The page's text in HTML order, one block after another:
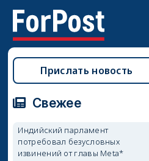
Прислать новость
Свежее
Индийский парламент
потребовал безусловных
извинений от главы Meta*